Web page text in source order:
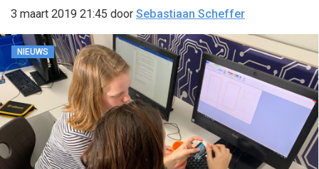
3 maart 2019 21:45 door Sebastiaan Scheffer
NIEUWS